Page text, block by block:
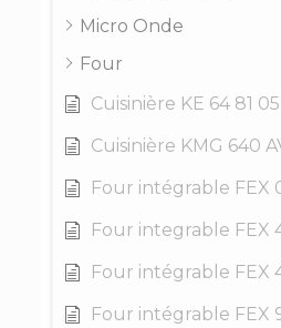
Micro Onde
Four
Cuisinière KE 64 81
Cuisinière KMG 640
Four intégrable FEX
Four integrable FEX
Four intégrable FEX
Four intégrable FEX